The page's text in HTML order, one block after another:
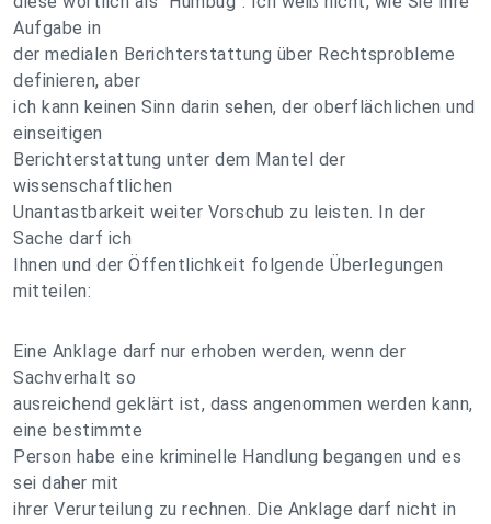
Aufgabe in
der medialen Berichterstattung über Rechtsprobleme
definieren, aber
ich kann keinen Sinn darin sehen, der oberflächlichen und
einseitigen
Berichterstattung unter dem Mantel der
wissenschaftlichen
Unantastbarkeit weiter Vorschub zu leisten. In der
Sache darf ich
Ihnen und der Öffentlichkeit folgende Überlegungen
mitteilen:
Eine Anklage darf nur erhoben werden, wenn der
Sachverhalt so
ausreichend geklärt ist, dass angenommen werden kann,
eine bestimmte
Person habe eine kriminelle Handlung begangen und es
sei daher mit
ihrer Verurteilung zu rechnen. Die Anklage darf nicht in